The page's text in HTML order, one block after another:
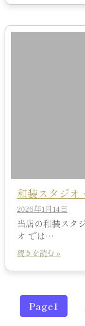
和装スタジオ
2026年1月14日
当店の和装スタ
オ では…
続きを読む »
Page1